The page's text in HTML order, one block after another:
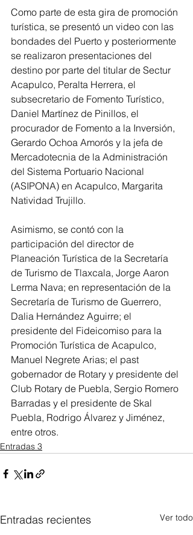
Como parte de esta gira de promoción
turística, se presentó un video con las
bondades del Puerto y posteriormente
se realizaron presentaciones del
destino por parte del titular de Sectur
Acapulco, Peralta Herrera, el
subsecretario de Fomento Turístico,
Daniel Martínez de Pinillos, el
procurador de Fomento a la Inversión,
Gerardo Ochoa Amorós y la jefa de
Mercadotecnia de la Administración
del Sistema Portuario Nacional
(ASIPONA) en Acapulco, Margarita
Natividad Trujillo.
Asimismo, se contó con la
participación del director de
Planeación Turística de la Secretaría
de Turismo de Tlaxcala, Jorge Aaron
Lerma Nava; en representación de la
Secretaría de Turismo de Guerrero,
Dalia Hernández Aguirre; el
presidente del Fideicomiso para la
Promoción Turística de Acapulco,
Manuel Negrete Arias; el past
gobernador de Rotary y presidente del
Club Rotary de Puebla, Sergio Romero
Barradas y el presidente de Skal
Puebla, Rodrigo Álvarez y Jiménez,
entre otros.
Entradas 3
Entradas recientes Ver todo